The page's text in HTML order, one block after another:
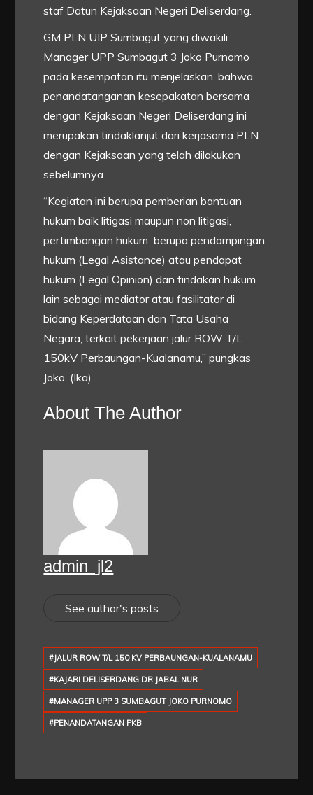
staf Datun Kejaksaan Negeri Deliserdang.
GM PLN UIP Sumbagut yang diwakili
Manager UPP Sumbagut 3 Joko Purnomo
pada kesempatan itu menjelaskan, bahwa
penandatanganan kesepakatan bersama
dengan Kejaksaan Negeri Deliserdang ini
merupakan tindaklanjut dari kerjasama PLN
dengan Kejaksaan yang telah dilakukan
sebelumnya.
“Kegiatan ini berupa pemberian bantuan
hukum baik litigasi maupun non litigasi,
pertimbangan hukum berupa pendampingan
hukum (Legal Asistance) atau pendapat
hukum (Legal Opinion) dan tindakan hukum
lain sebagai mediator atau fasilitator di
bidang Keperdataan dan Tata Usaha
Negara, terkait pekerjaan jalur ROW T/L
150kV Perbaungan-Kualanamu,” pungkas
Joko. (Ika)
About The Author
admin_jl2
See author's posts
#JALUR ROW T/L 150 KV PERBAUNGAN-KUALANAMU
#KAJARI DELISERDANG DR JABAL NUR
#MANAGER UPP 3 SUMBAGUT JOKO PURNOMO
#PENANDATANGAN PKB